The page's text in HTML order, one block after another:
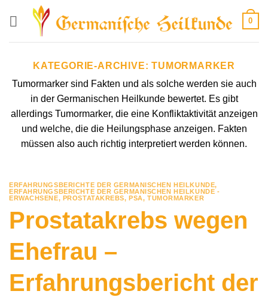
0
KATEGORIE-ARCHIVE:TUMORMARKER
Tumormarker sind Fakten und als solche werden sie auch
in der Germanischen Heilkunde bewertet. Es gibt
allerdings Tumormarker, die eine Konfliktaktivität anzeigen
und welche, die die Heilungsphase anzeigen. Fakten
müssen also auch richtig interpretiert werden können.
ERFAHRUNGSBERICHTE DER GERMANISCHEN HEILKUNDE,
ERFAHRUNGSBERICHTE DER GERMANISCHEN HEILKUNDE -
ERWACHSENE, PROSTATAKREBS,PSA, TUMORMARKER
Prostatakrebs wegen
Ehefrau –
Erfahrungsbericht der